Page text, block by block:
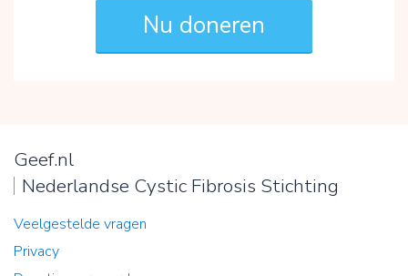
Geef.nl
Nederlandse Cystic Fibrosis Stichting
Veelgestelde vragen
Privacy